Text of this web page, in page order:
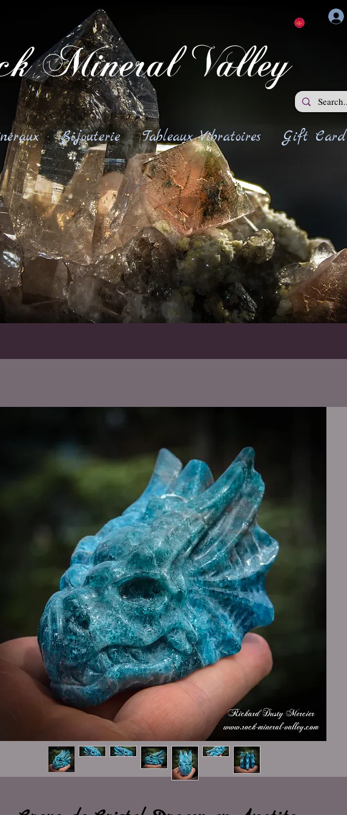
Bijouterie Tableaux Vibratoires Gift Card
Mineral Valley